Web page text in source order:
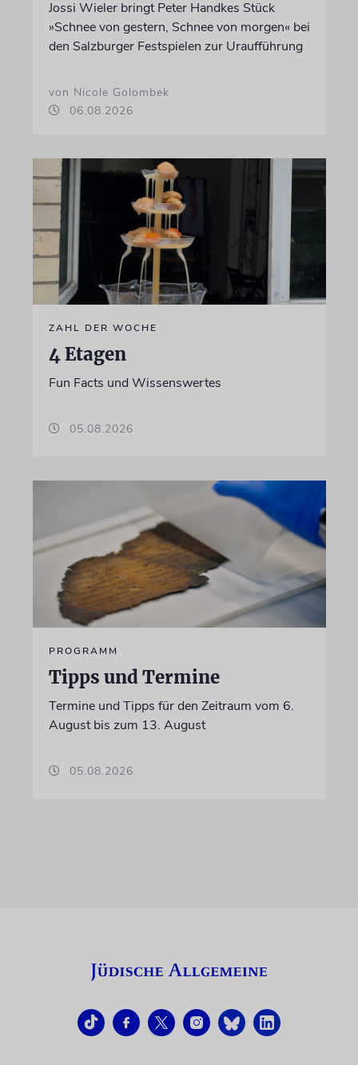
Jossi Wieler bringt Peter Handkes Stück
»Schnee von gestern, Schnee von morgen« bei
den Salzburger Festspielen zur Uraufführung
von Nicole Golombek
06.08.2026
ZAHL DER WOCHE
4 Etagen
Fun Facts und Wissenswertes
05.08.2026
PROGRAMM
Tipps und Termine
Termine und Tipps für den Zeitraum vom 6.
August bis zum 13. August
05.08.2026